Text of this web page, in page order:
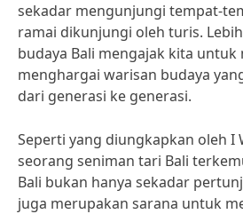
sekadar mengunjungi tempat-
ramai dikunjungi oleh turis.
budaya Bali mengajak kita untuk
menghargai warisan budaya
dari generasi ke generasi.
Seperti yang diungkapkan oleh I
seorang seniman tari Bali
Bali bukan hanya sekadar
juga merupakan sarana untuk